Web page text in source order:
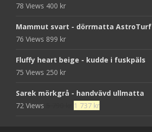
78 Views 400 kr
Mammut svart - dörrmatta AstroTurf
76 Views 899 kr
Fluffy heart beige - kudde i fuskpäls
75 Views 250 kr
Sarek mörkgrå - handvävd ullmatta
72 Views
Det
1 737 krDet